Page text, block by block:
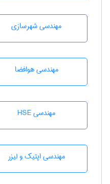
مهندسی شهرسازی
مهندسی هوافضا
مهندسی HSE
مهندسی اپتیک و لیزر